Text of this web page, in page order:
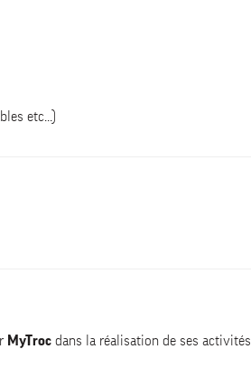
etc...)
MyTroc dans la réalisation de ses activités.